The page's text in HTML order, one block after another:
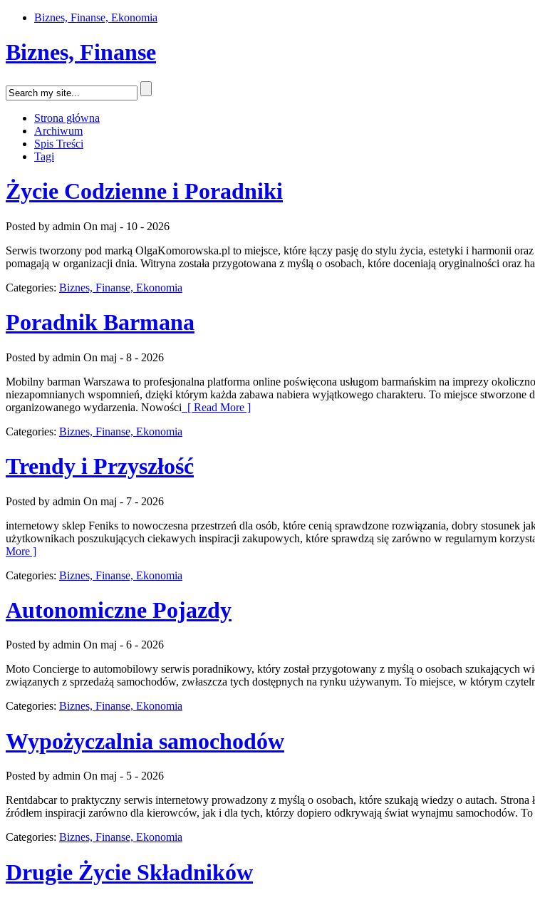
Biznes, Finanse, Ekonomia
Biznes, Finanse
Strona główna
Archiwum
Spis Treści
Tagi
Życie Codzienne i Poradniki
Posted by admin On maj - 10 - 2026
Serwis tworzony pod marką OlgaKomorowska.pl to miejsce, które łączy pasję do stylu życia, estetyki i harmonii
pomagają w organizacji dnia. Witryna została przygotowana z myślą o osobach, które doceniają oryginalności oraz
Categories: Biznes, Finanse, Ekonomia
Poradnik Barmana
Posted by admin On maj - 8 - 2026
Mobilny barman Warszawa to profesjonalna platforma online poświęcona usługom barmańskim na imprezy
niezapomnianych wspomnień, dzięki którym każda zabawa nabiera wyjątkowego charakteru. To miejsce
organizowanego wydarzenia. Nowości [ Read More ]
Categories: Biznes, Finanse, Ekonomia
Trendy i Przyszłość
Posted by admin On maj - 7 - 2026
internetowy sklep Feniks to nowoczesna przestrzeń dla osób, które cenią sprawdzone rozwiązania, dobry stosunek
użytkownikach poszukujących ciekawych inspiracji zakupowych, które sprawdzą się zarówno w regularnym
More ]
Categories: Biznes, Finanse, Ekonomia
Autonomiczne Pojazdy
Posted by admin On maj - 6 - 2026
Moto Concierge to automobilowy serwis poradnikowy, który został przygotowany z myślą o osobach szukających
związanych z sprzedażą samochodów, zwłaszcza tych dostępnych na rynku używanym. To miejsce, w którym
Categories: Biznes, Finanse, Ekonomia
Wypożyczalnia samochodów
Posted by admin On maj - 5 - 2026
Rentdabcar to praktyczny serwis internetowy prowadzony z myślą o osobach, które szukają wiedzy o autach.
źródłem inspiracji zarówno dla kierowców, jak i dla tych, którzy dopiero odkrywają świat wynajmu samochodów.
Categories: Biznes, Finanse, Ekonomia
Drugie Życie Składników